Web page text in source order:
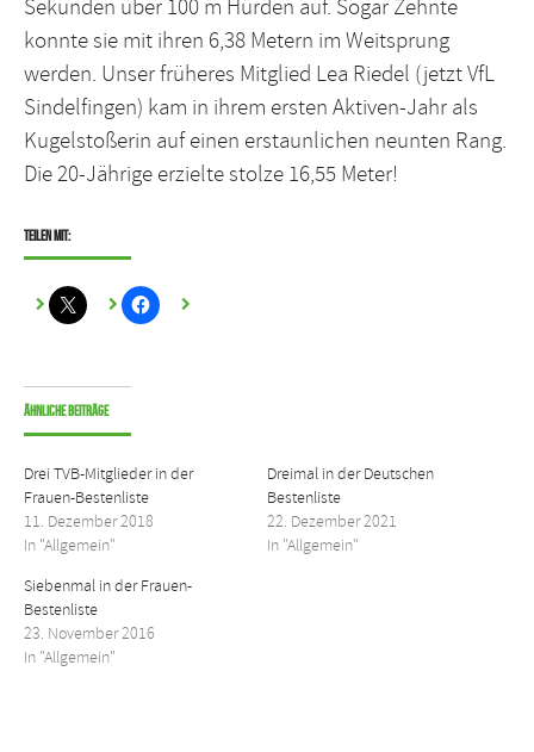
Sekunden über 100 m Hürden auf. Sogar Zehnte
konnte sie mit ihren 6,38 Metern im Weitsprung
werden. Unser früheres Mitglied Lea Riedel (jetzt VfL
Sindelfingen) kam in ihrem ersten Aktiven-Jahr als
Kugelstoßerin auf einen erstaunlichen neunten Rang.
Die 20-Jährige erzielte stolze 16,55 Meter!
Teilen mit:
Ähnliche Beiträge
Drei TVB-Mitglieder in der
Frauen-Bestenliste
11. Dezember 2018
In "Allgemein"
Dreimal in der Deutschen
Bestenliste
22. Dezember 2021
In "Allgemein"
Siebenmal in der Frauen-
Bestenliste
23. November 2016
In "Allgemein"